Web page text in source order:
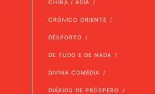
CHINA / ÁSIA
CRÓNICO ORIENTE
DESPORTO
DE TUDO E DE NADA
DIVINA COMÉDIA
DIÁRIOS DE PRÓSPERO